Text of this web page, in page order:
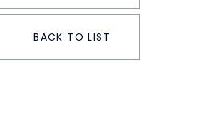
BACK TO LIST